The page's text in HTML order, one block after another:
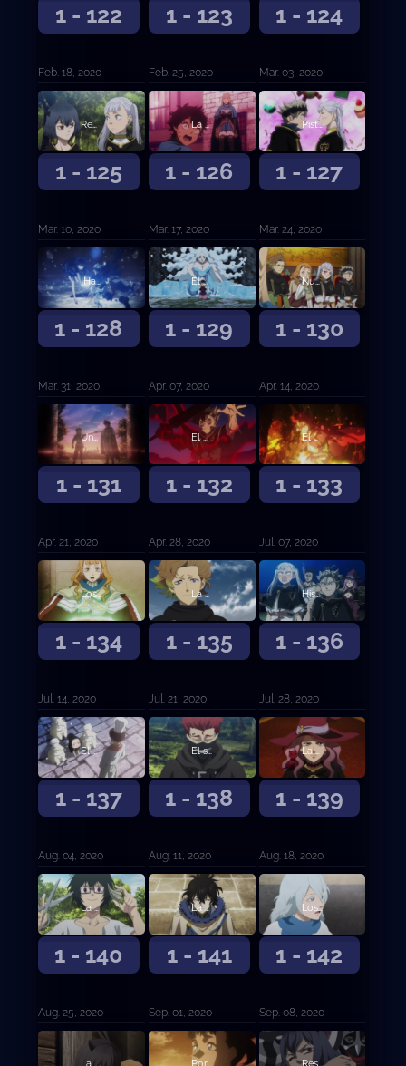
1 - 122
Feb. 18, 2020
1 - 123
Feb. 25, 2020
1 - 124
Mar. 03, 2020
1 - 125
Regreso a casa
Mar. 10, 2020
1 - 126
La confesión de la Rosa Azul
Mar. 17, 2020
1 - 127
Pistas
Mar. 24, 2020
1 - 128
¡Hacia el Reino del Corazón!
Mar. 31, 2020
1 - 129
El diablo Megicula
Apr. 07, 2020
1 - 130
Nueva reunión de capitanes de orden
Apr. 14, 2020
1 - 131
Una nueva determinación
Apr. 21, 2020
1 - 132
El despertar del león
Apr. 28, 2020
1 - 133
El despertar del león (continuación)
Jul. 07, 2020
1 - 134
Los convocados
Jul. 14, 2020
1 - 135
La persona en mi corazón, mi corazón, mi corazón
Jul. 21, 2020
1 - 136
Historia submarina oscura
Jul. 28, 2020
1 - 137
El hambre centenaria de Charmy y la soledad milenaria de Gordon
Aug. 04, 2020
1 - 138
El sucesor de Zara
Aug. 11, 2020
1 - 139
La bruja vuelve a casa
Aug. 18, 2020
1 - 140
La petición de Julius
Aug. 25, 2020
1 - 141
La familia dorada
Sep. 01, 2020
1 - 142
Los que se quedaron atrás
Sep. 08, 2020